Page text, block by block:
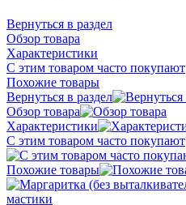
Вернуться в раздел
Обзор товара
Характеристики
С этим товаром часто покупают
Похожие товары
Вернуться в раздел
Обзор товара
Характеристики
С этим товаром часто покупают
Похожие товары